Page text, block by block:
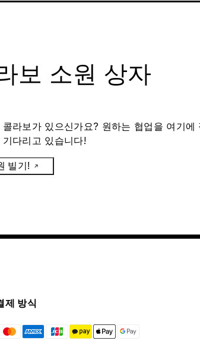
보 소원 상자
콜라보가 있으신가요? 원하는 협업을 여기에
기다리고 있습니다!
빌기!
제 방식